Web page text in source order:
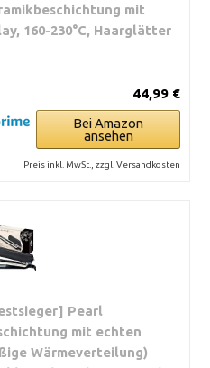
mit
160-230°C, Haarglätter
44,99 €
Bei Amazon
ansehen
Preis inkl. MwSt., zzgl. Versandkosten
Pearl
mit echten
Wärmeverteilung)